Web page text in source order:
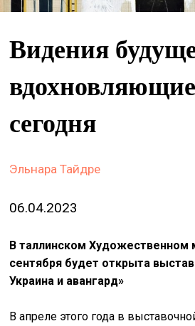
Видения
сегодня
Эльнара Тайдре
06.04.2023
В таллинском Художественном
сентября будет открыта
Украина и авангард»
В апреле этого года в